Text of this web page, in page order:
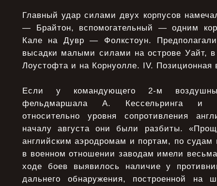
Главный удар силами двух корпусов
— Брайтон, вспомогательный — одним
Кале на Дувр — Фолкстоун.
высадки малыми силами на острове Уайт,
Лоустофта и на Корнуолле. IV. Позиционная
Если у командующего 2-м
фельдмаршала А. Кессельринга и
относительно уровня сопротивления
началу августа они были разбиты.
английским аэродромам и портам, по
в военном отношении заводам имели
ходе боев выявилось наличие у
дальнего обнаружения, построенной на